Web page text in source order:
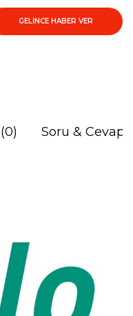
GELİNCE HABER VER
Soru & Cevap